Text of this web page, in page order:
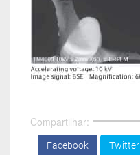
Compartilhar:
Facebook Twitter